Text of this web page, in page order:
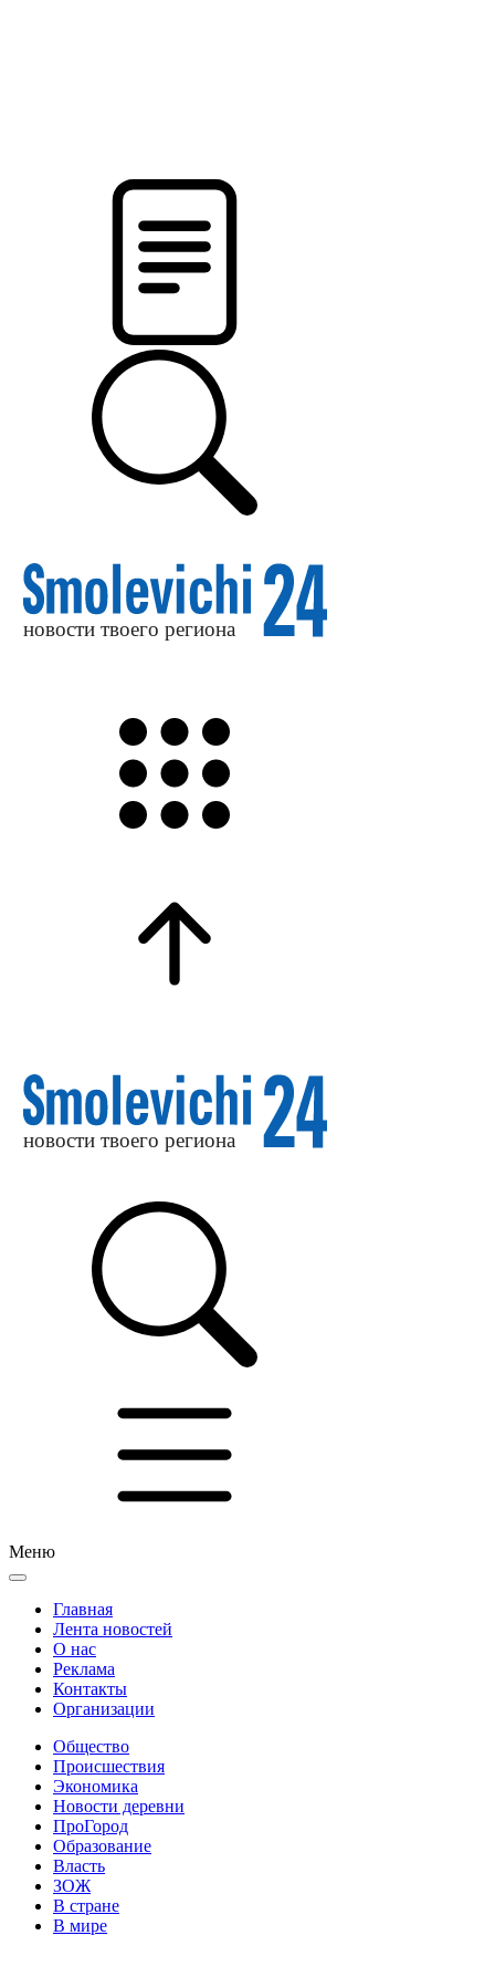
Меню
Главная
Лента новостей
О нас
Реклама
Контакты
Организации
Общество
Происшествия
Экономика
Новости деревни
ПроГород
Образование
Власть
ЗОЖ
В стране
В мире